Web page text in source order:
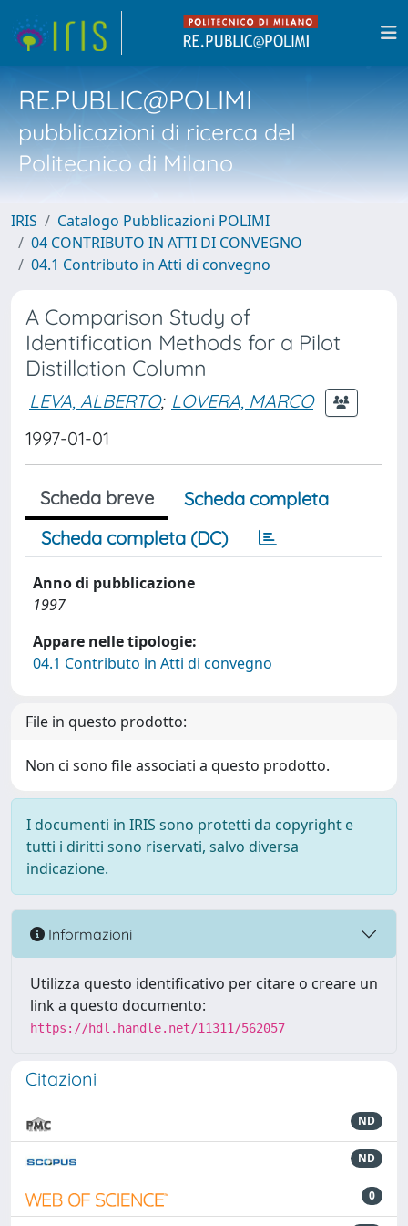
RE.PUBLIC@POLIMI
pubblicazioni di ricerca del
Politecnico di Milano
IRIS
Catalogo Pubblicazioni POLIMI
04 CONTRIBUTO IN ATTI DI CONVEGNO
04.1 Contributo in Atti di convegno
A Comparison Study of
Identification Methods for a Pilot
Distillation Column
LEVA, ALBERTO; LOVERA, MARCO
1997-01-01
Scheda breve
Scheda completa
Scheda completa (DC)
Anno di pubblicazione
1997
Appare nelle tipologie:
04.1 Contributo in Atti di convegno
File in questo prodotto:
Non ci sono file associati a questo prodotto.
I documenti in IRIS sono protetti da copyright e
tutti i diritti sono riservati, salvo diversa
indicazione.
Informazioni
Utilizza questo identificativo per citare o creare un
link a questo documento:
https://hdl.handle.net/11311/562057
Citazioni
ND
ND
0